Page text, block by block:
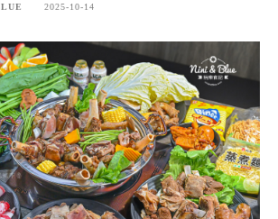
2025-10-14